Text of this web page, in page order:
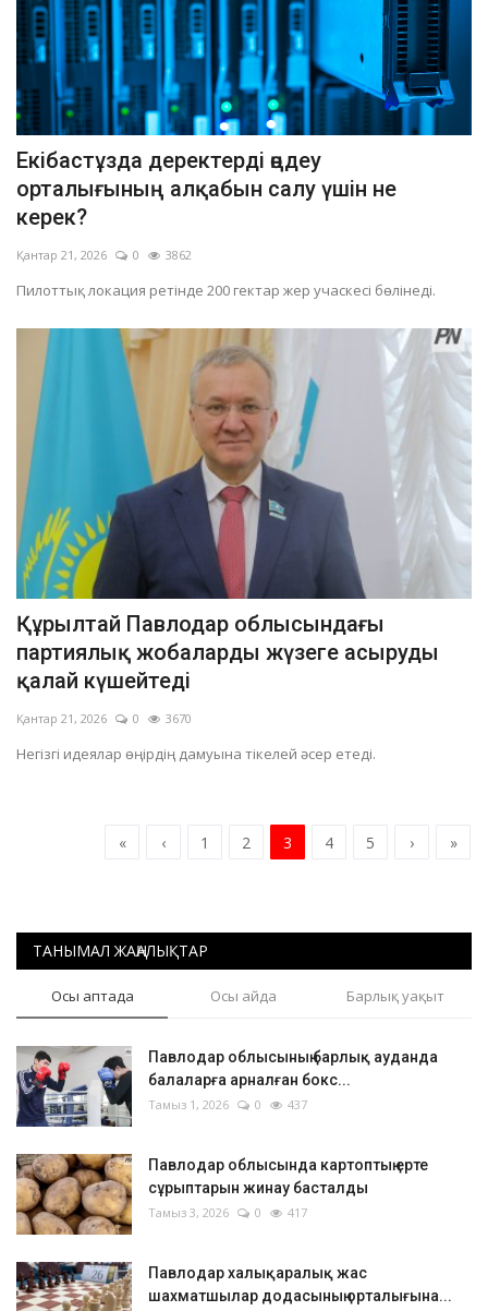
Екібастұзда деректерді өңдеу
орталығының алқабын салу үшін не
керек?
Қантар 21, 2026 0 3862
Пилоттық локация ретінде 200 гектар жер учаскесі бөлінеді.
Құрылтай Павлодар облысындағы
партиялық жобаларды жүзеге асыруды
қалай күшейтеді
Қантар 21, 2026 0 3670
Негізгі идеялар өңірдің дамуына тікелей әсер етеді.
« ‹ 1 2 3 4 5 › »
ТАНЫМАЛ ЖАҢАЛЫҚТАР
Осы аптада Осы айда Барлық уақыт
Павлодар облысының барлық ауданда
балаларға арналған бокс...
Тамыз 1, 2026 0 437
Павлодар облысында картоптың ерте
сұрыптарын жинау басталды
Тамыз 3, 2026 0 417
Павлодар халықаралық жас
шахматшылар додасының орталығына...